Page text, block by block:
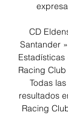
CD
Santander
Estadísticas
Racing
Todas
resultados
Racing